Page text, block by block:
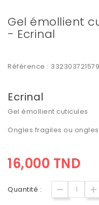
Gel émollient
- Ecrinal
Référence :
Ecrinal
Gel émollient cuticules
Ongles fragiles ou
16,000 TND
Quantité :